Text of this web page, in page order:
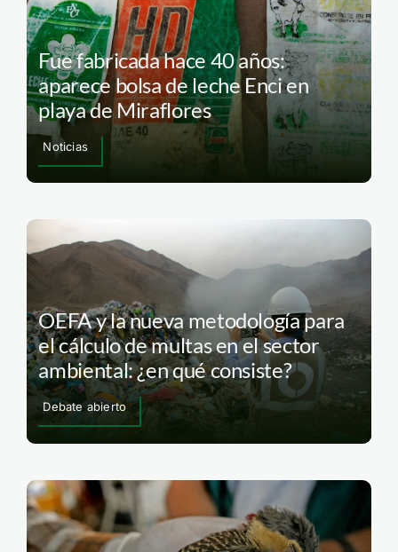
Fue fabricada hace 40 años:
aparece bolsa de leche Enci en
playa de Miraflores
Noticias
OEFA y la nueva metodología para
el cálculo de multas en el sector
ambiental: ¿en qué consiste?
Debate abierto